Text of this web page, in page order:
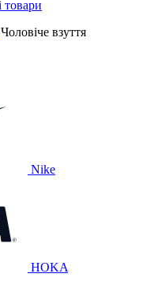
Чоловіче взуття
Nike
HOKA